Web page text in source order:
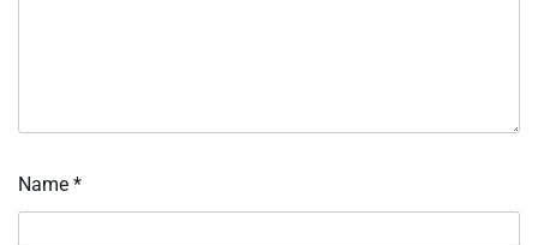
Name *